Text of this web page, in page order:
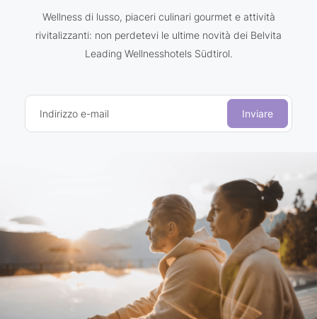
Wellness di lusso, piaceri culinari gourmet e attività
rivitalizzanti: non perdetevi le ultime novità dei Belvita
Leading Wellnesshotels Südtirol.
Indirizzo e-mail Inviare